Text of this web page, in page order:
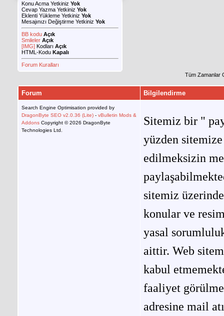
Konu Acma Yetkiniz Yok
Cevap Yazma Yetkiniz Yok
Eklenti Yükleme Yetkiniz Yok
Mesajınızı Değiştirme Yetkiniz Yok
BB kodu Açık
Smileler Açık
[IMG] Kodları Açık
HTML-Kodu Kapalı
Forum Kuralları
Tüm Zamanlar
Forum Bilgilendirme
Search Engine Optimisation provided by
DragonByte SEO v2.0.36 (Lite) - vBulletin Mods &
Addons Copyright © 2026 DragonByte
Technologies Ltd.
Sitemiz bir "
yüzden
edilmeksizin
sitemiz
konular ve
yasal
aittir. Web
kabul
faaliyet
adresine mail